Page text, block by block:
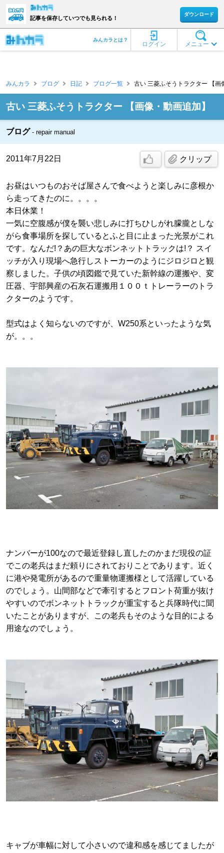
記事を保存していつでも見られる！
ダウンロード
メニュー
ログイン
みんカラとは？
みんカラ ブログ 日記 ブログ一覧 古い 三菱ふそうトラクター 【
古い 三菱ふそうトラクター 【画像・動画追加】
ブログ repair manual
2011年7月22日 クリップ
お昼はいつものおそば屋さんで食べようと楽しみに彦根か
ら走ってきたのに。。。。
本日休業！
一気に空腹感が僕を襲い悲しみに打ちひしがれ朦朧としな
がら食事場所を探しているとふと目に止まった光景がこれ
です。なんだ!？あの巨大なボンネットトラックは!？ スイ
ッチが入り現場へ急行しストーカーのようにジロジロと観
察しました。子供の頃図鑑で見ていた新幹線の運搬や、変
圧器、宇部興産の石灰石運搬用１００ｔトレーラーのトラ
クターのようです。
型式はよく知らないのですが、W250系といったような気
が。。。
ナンバーが100なので最近登録し直したのかまだ現役の証
でこの老兵はまだ頼りにされておりことであります。近く
に港や発電所があるので重量物運搬様として活躍している
のでしょう。山間部などで牽引するとフロント荷重が抜け
やすいのでボンネットトラックが重宝すると兵隊時代に聞
いたことがありますが、この老兵もそのような目的による
用途なのでしょう。
キャブが車幅に対して小さいので違和感を感じてましたが